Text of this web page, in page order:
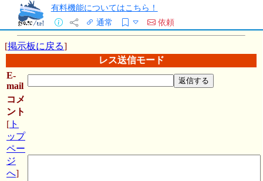
有料機能についてはこちら！
通常
依頼